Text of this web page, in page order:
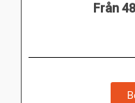
Från